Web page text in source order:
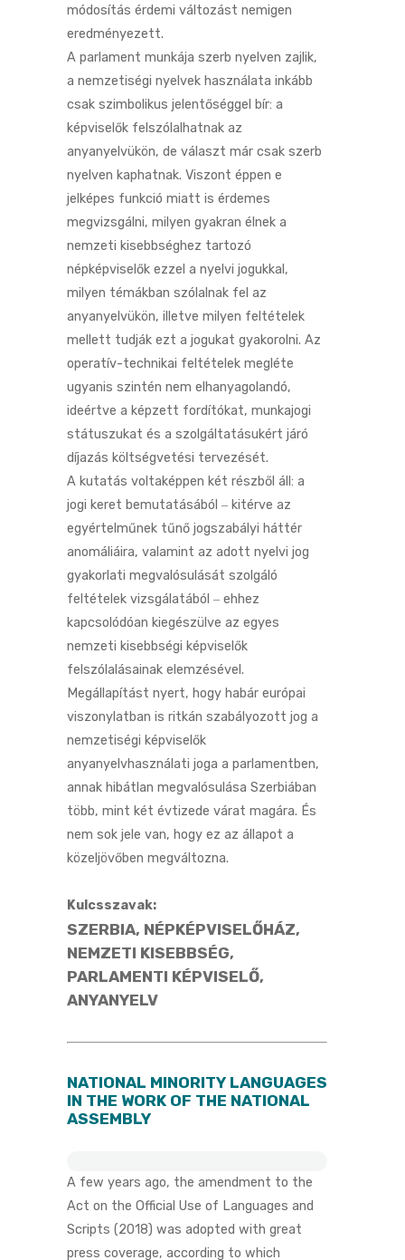
módosítás érdemi változást nemigen
eredményezett.
A parlament munkája szerb nyelven zajlik,
a nemzetiségi nyelvek használata inkább
csak szimbolikus jelentőséggel bír: a
képviselők felszólalhatnak az
anyanyelvükön, de választ már csak szerb
nyelven kaphatnak. Viszont éppen e
jelképes funkció miatt is érdemes
megvizsgálni, milyen gyakran élnek a
nemzeti kisebbséghez tartozó
népképviselők ezzel a nyelvi jogukkal,
milyen témákban szólalnak fel az
anyanyelvükön, illetve milyen feltételek
mellett tudják ezt a jogukat gyakorolni. Az
operatív-technikai feltételek megléte
ugyanis szintén nem elhanyagolandó,
ideértve a képzett fordítókat, munkajogi
státuszukat és a szolgáltatásukért járó
díjazás költségvetési tervezését.
A kutatás voltaképpen két részből áll: a
jogi keret bemutatásából ‒ kitérve az
egyértelműnek tűnő jogszabályi háttér
anomáliáira, valamint az adott nyelvi jog
gyakorlati megvalósulását szolgáló
feltételek vizsgálatából ‒ ehhez
kapcsolódóan kiegészülve az egyes
nemzeti kisebbségi képviselők
felszólalásainak elemzésével.
Megállapítást nyert, hogy habár európai
viszonylatban is ritkán szabályozott jog a
nemzetiségi képviselők
anyanyelvhasználati joga a parlamentben,
annak hibátlan megvalósulása Szerbiában
több, mint két évtizede várat magára. És
nem sok jele van, hogy ez az állapot a
közeljövőben megváltozna.
Kulcsszavak:
SZERBIA, NÉPKÉPVISELŐHÁZ,
NEMZETI KISEBBSÉG,
PARLAMENTI KÉPVISELŐ,
ANYANYELV
NATIONAL MINORITY LANGUAGES
IN THE WORK OF THE NATIONAL
ASSEMBLY
A few years ago, the amendment to the
Act on the Official Use of Languages and
Scripts (2018) was adopted with great
press coverage, according to which